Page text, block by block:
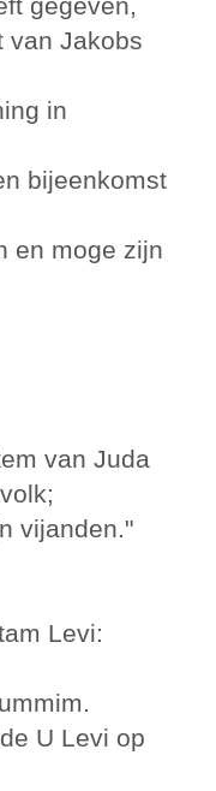
van Jakobs
in
bijeenkomst
en moge zijn
van Juda
vijanden."
Levi:
U Levi op